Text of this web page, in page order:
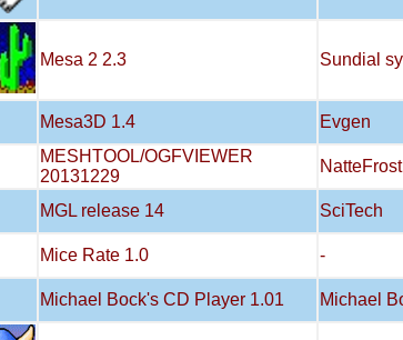
Mesa 2 2.3 Sundial
Mesa3D 1.4 Evgen
MESHTOOL/OGFVIEWER
20131229
NatteFrost
MGL release 14
SciTech
Mice Rate 1.0
-
Michael Bock's CD Player 1.01
Michael